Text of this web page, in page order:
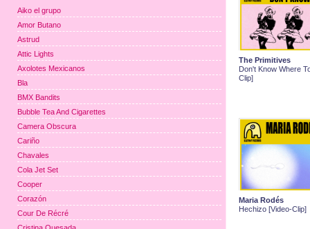
The Primitives
Don't Know Where
Clip]
Maria Rodés
Hechizo [Video-Clip]
Aiko el grupo
Amor Butano
Astrud
Attic Lights
Axolotes Mexicanos
Bla
BMX Bandits
Bubble Tea And Cigarettes
Camera Obscura
Cariño
Chavales
Cola Jet Set
Cooper
Corazón
Cour De Récré